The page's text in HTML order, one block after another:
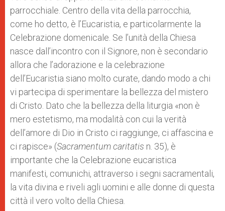
parrocchiale. Centro della vita della parrocchia,
come ho detto, è l’Eucaristia, e particolarmente la
Celebrazione domenicale. Se l’unità della Chiesa
nasce dall’incontro con il Signore, non è secondario
allora che l’adorazione e la celebrazione
dell’Eucaristia siano molto curate, dando modo a chi
vi partecipa di sperimentare la bellezza del mistero
di Cristo. Dato che la bellezza della liturgia «non è
mero estetismo, ma modalità con cui la verità
dell’amore di Dio in Cristo ci raggiunge, ci affascina e
ci rapisce» (Sacramentum caritatis n. 35), è
importante che la Celebrazione eucaristica
manifesti, comunichi, attraverso i segni sacramentali,
la vita divina e riveli agli uomini e alle donne di questa
città il vero volto della Chiesa.